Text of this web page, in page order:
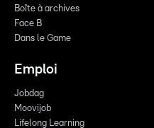
Boîte à archives
Face B
Dans le Game
Emploi
Jobdag
Moovijob
Lifelong Learning